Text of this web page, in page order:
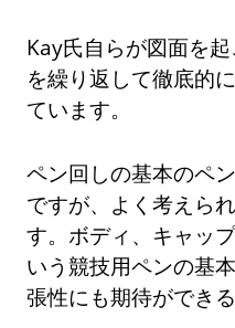
Kay氏自らが図面を
を繰り返して徹底的
ています。
ペン回しの基本のペ
ですが、よく考えら
す。ボディ、キャッ
いう競技用ペンの基
張性にも期待ができる